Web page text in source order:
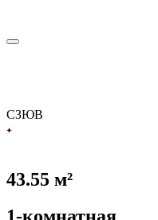
СЗЮВ
43.55 м²